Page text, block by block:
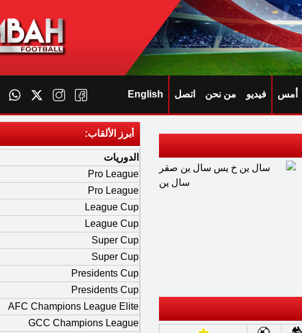
أمس فيديو من نحن اتصل English
أبرز الألقاب:
الدوريات
Pro League
Pro League
League Cup
League Cup
Super Cup
Super Cup
Presidents Cup
Presidents Cup
AFC Champions League Elite
GCC Champions League